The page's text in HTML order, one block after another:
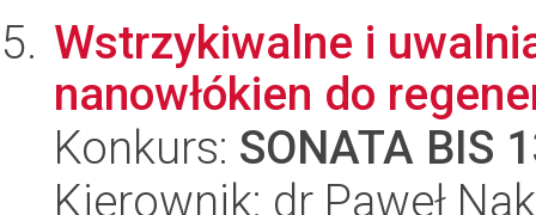
Wstrzykiwalne i
nanowłókien do
Konkurs: SONATA BIS
Kierownik: dr Paweł